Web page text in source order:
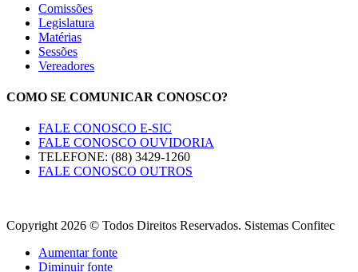
Comissões
Legislatura
Matérias
Sessões
Vereadores
COMO SE COMUNICAR CONOSCO?
FALE CONOSCO E-SIC
FALE CONOSCO OUVIDORIA
TELEFONE: (88) 3429-1260
FALE CONOSCO OUTROS
Copyright 2026 © Todos Direitos Reservados. Sistemas Confitec
Aumentar fonte
Diminuir fonte